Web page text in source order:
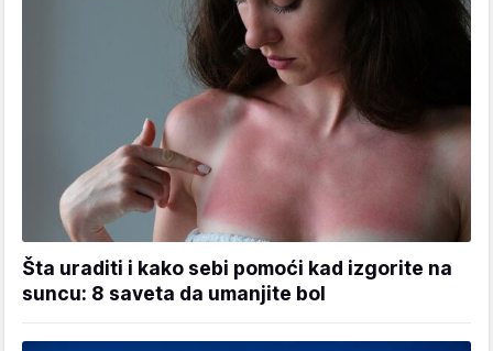
Šta uraditi i kako sebi pomoći kad izgorite na
suncu: 8 saveta da umanjite bol